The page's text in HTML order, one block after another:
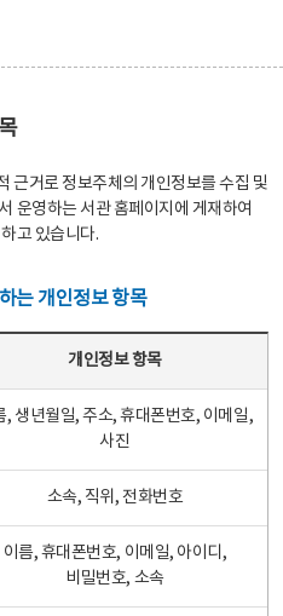
근거로 정보주체의 개인정보를 수집 및
운영하는 서관 홈페이지에 게재하여
고 있습니다.
는 개인정보 항목
개인정보 항목
, 생년월일, 주소, 휴대폰번호, 이메일,
사진
소속, 직위, 전화번호
이름, 휴대폰번호, 이메일, 아이디,
비밀번호, 소속